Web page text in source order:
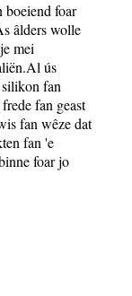
boeiend foar
âlders wolle
mei
ús
silikon fan
fan geast
fan wêze dat
fan 'e
foar jo